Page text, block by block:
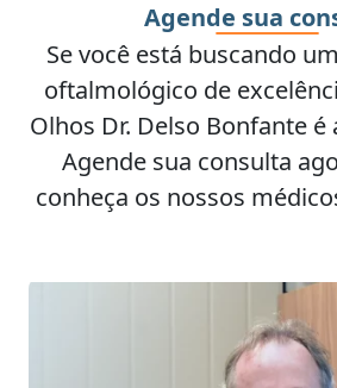
Agende sua
Se você está buscando
oftalmológico de
Olhos Dr. Delso Bonfante é
Agende sua consulta
conheça os nossos